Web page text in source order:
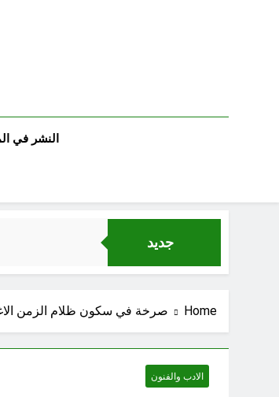
النشر في
جديد
اتفاق مكة..
Home صرخة في سكون ظلام الزمن
الادب والفنون